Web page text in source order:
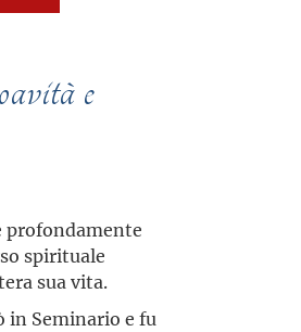
e
profondamente
spirituale
sua vita.
in Seminario e fu